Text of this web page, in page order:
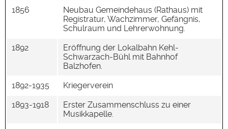
1856
Neubau Gemeindehaus (Rathaus) mit
Registratur, Wachzimmer, Gefängnis,
Schulraum und Lehrerwohnung.
1892
Eröffnung der Lokalbahn Kehl-
Schwarzach-Bühl mit Bahnhof
Balzhofen.
1892-1935
Kriegerverein
1893-1918
Erster Zusammenschluss zu einer
Musikkapelle.